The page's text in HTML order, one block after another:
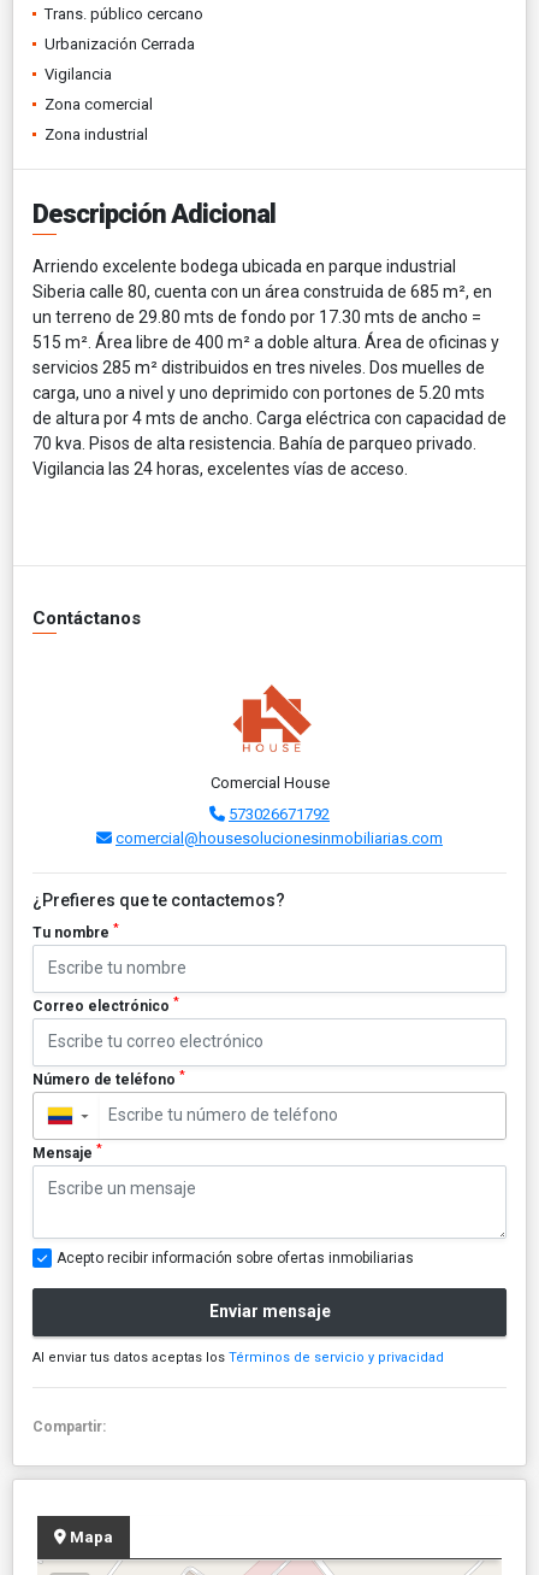
Trans. público cercano
Urbanización Cerrada
Vigilancia
Zona comercial
Zona industrial
Descripción Adicional
Arriendo excelente bodega ubicada en parque industrial
Siberia calle 80, cuenta con un área construida de 685 m², en
un terreno de 29.80 mts de fondo por 17.30 mts de ancho =
515 m². Área libre de 400 m² a doble altura. Área de oficinas y
servicios 285 m² distribuidos en tres niveles. Dos muelles de
carga, uno a nivel y uno deprimido con portones de 5.20 mts
de altura por 4 mts de ancho. Carga eléctrica con capacidad de
70 kva. Pisos de alta resistencia. Bahía de parqueo privado.
Vigilancia las 24 horas, excelentes vías de acceso.
Contáctanos
Comercial House
573026671792
comercial@housesolucionesinmobiliarias.com
¿Prefieres que te contactemos?
Tu nombre *
Correo electrónico *
Número de teléfono *
▼
Mensaje *
Acepto recibir información sobre ofertas inmobiliarias
Enviar mensaje
Al enviar tus datos aceptas los Términos de servicio y privacidad
Compartir:
Mapa